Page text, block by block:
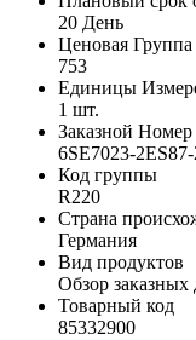
20 День
Ценовая
753
Единицы
1 шт.
Заказной
6SE7023-
Код группы
R220
Страна
Германия
Вид продуктов
Обзор
Товарный код
85332900